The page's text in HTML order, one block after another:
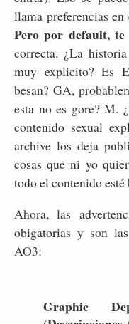
llama preferencias
Pero por default, te
correcta. ¿La
muy explicito? Es
besan? GA,
esta no es gore? M.
contenido sexual
archive los deja
cosas que ni yo
todo el contenido
Ahora, las
obigatorias y son
AO3:
Graphic